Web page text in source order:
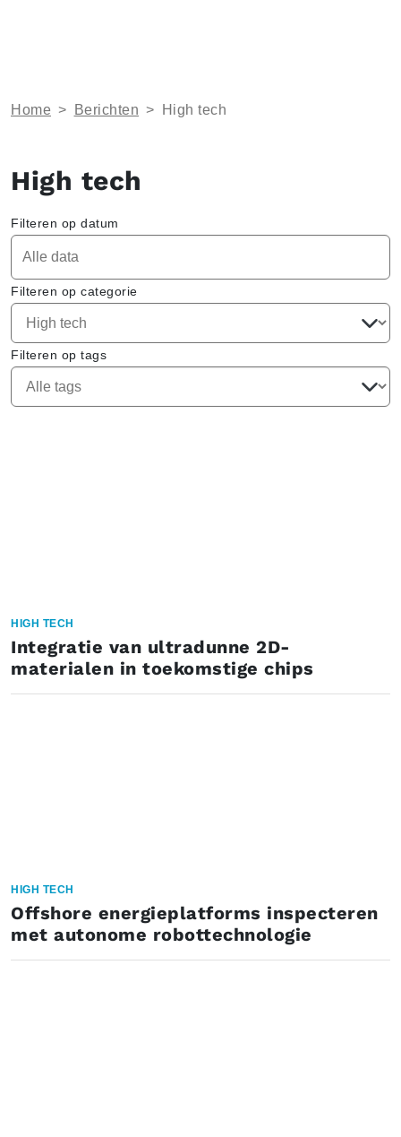
Home > Berichten > High tech
High tech
Filteren op datum
Filteren op categorie
Filteren op tags
HIGH TECH
Integratie van ultradunne 2D-
materialen in toekomstige chips
HIGH TECH
Offshore energieplatforms inspecteren
met autonome robottechnologie